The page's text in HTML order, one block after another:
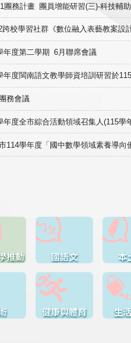
團務計畫 團員增能研習(三)-科技輔
跨校學習社群《數位融入表藝教案設
年度第二學期 6月聯席會議
年度閩南語文教學師資培訓研習於
務會議
年度全市綜合活動領域召集人(115學
114學年度「國中數學領域素養導向
推動 國語文 本
健康與體育 生